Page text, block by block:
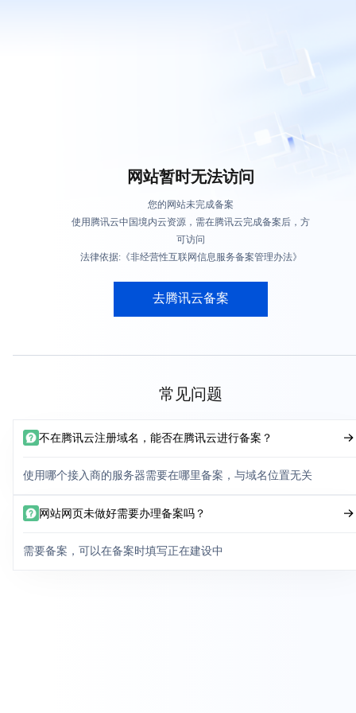
网站暂时无法访问
您的网站未完成备案
使用腾讯云中国境内云资源，需在腾讯云完成备案后，方
可访问
法律依据:《非经营性互联网信息服务备案管理办法》
去腾讯云备案
常见问题
不在腾讯云注册域名，能否在腾讯云进行备案？
使用哪个接入商的服务器需要在哪里备案，与域名位置无关
网站网页未做好需要办理备案吗？
需要备案，可以在备案时填写正在建设中